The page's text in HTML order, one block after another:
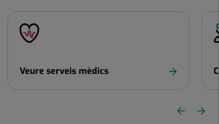
Nombre
controls
lliscants:
Veure serveis mèdics
Diapositiva
anterior